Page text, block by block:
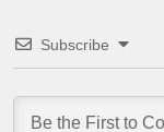
Subscribe